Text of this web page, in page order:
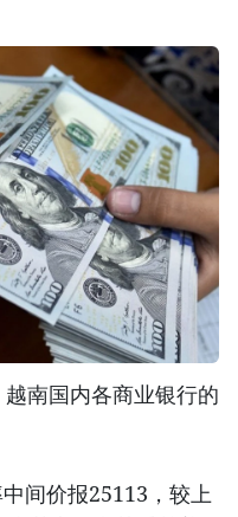
南国内各商业银行的
间价报25113，较上